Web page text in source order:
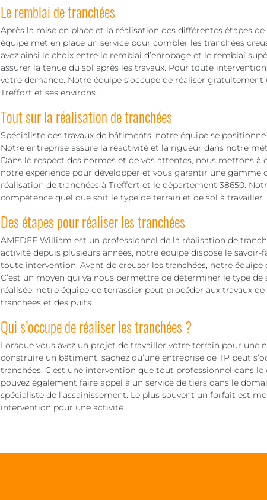
Le remblai de tranchées
Après la mise en place et la réalisation des différentes étapes
équipe met en place un service pour combler les tranchées
avez ainsi le choix entre le remblai d’enrobage et le remblai
assurer la tenue du sol après les travaux. Pour toute
votre demande. Notre équipe s’occupe de réaliser gratuitement
Treffort et ses environs.
Tout sur la réalisation de tranchées
Spécialiste des travaux de bâtiments, notre équipe se
Notre entreprise assure la réactivité et la rigueur dans notre
Dans le respect des normes et de vos attentes, nous mettons
notre expérience pour développer et vous garantir une gamme
réalisation de tranchées à Treffort et le département 38650.
compétence quel que soit le type de terrain et de sol à travailler.
Des étapes pour réaliser les tranchées
AMEDEE William est un professionnel de la réalisation de
activité depuis plusieurs années, notre équipe dispose le
toute intervention. Avant de creuser les tranchées, notre équipe
C’est un moyen qui va nous permettre de déterminer le type
réalisée, notre équipe de terrassier peut procéder aux travaux
tranchées et des puits.
Qui s’occupe de réaliser les tranchées ?
Lorsque vous avez un projet de travailler votre terrain pour une
construire un bâtiment, sachez qu’une entreprise de TP peut
tranchées. C’est une intervention que tout professionnel dans
pouvez également faire appel à un service de tiers dans le
spécialiste de l’assainissement. Le plus souvent un forfait est
intervention pour une activité.